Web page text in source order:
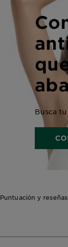
Busca
Puntuación y reseñas